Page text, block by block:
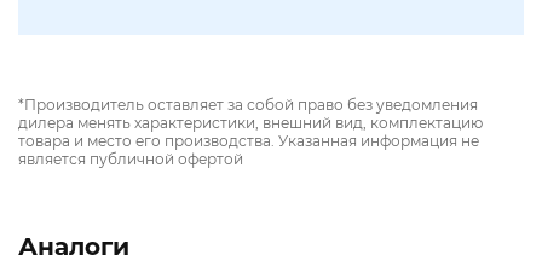
*Производитель оставляет за собой право без уведомления
дилера менять характеристики, внешний вид, комплектацию
товара и место его производства. Указанная информация не
является публичной офертой
Аналоги